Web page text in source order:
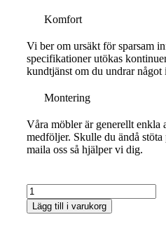
Komfort
Vi ber om ursäkt för sparsam
specifikationer utökas
kundtjänst om du undrar
Montering
Våra möbler är generellt enkla
medföljer. Skulle du ändå
maila oss så hjälper vi dig.
Lägg till i varukorg